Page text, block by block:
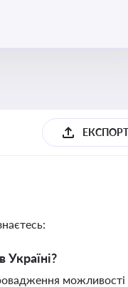
ЕКСПОРТ
можливості